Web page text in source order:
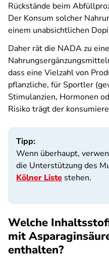
Rückstände beim
Der Konsum solcher
einem unabsichtlichen
Daher rät die NADA zu
dass eine Vielzahl von
pflanzliche, für Sportler
Stimulanzien, Hormonen
Risiko trägt der
Tipp:
Wenn überhaupt,
die Unterstützung des
Kölner Liste stehen.
Welche
mit
enthalten?